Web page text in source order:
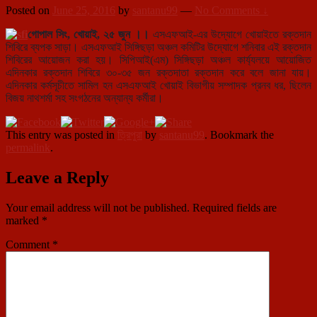
Posted on June 25, 2016 by santanu99 — No Comments ↓
গোপাল সিং, খোয়াই, ২৫ জুন ।। এসএফআই-এর উদ্যোগে খোয়াইতে রক্তদান
শিবিরে ব্যপক সাড়া। এসএফআই সিঙ্গিছড়া অঞ্চল কমিটির উদ্যোগে শনিবার এই রক্তদান
শিবিরের আয়োজন করা হয়। সিপিআই(এম) সিঙ্গিছড়া অঞ্চল কার্য্যলয়ে আয়োজিত
এদিনকার রক্তদান শিবিরে ৩০-৩৫ জন রক্তদাতা রক্তদান করে বলে জানা যায়।
এদিনকার কর্মসূচীতে সামিল হন এসএফআই খোয়াই বিভাগীয় সম্পাদক প্রনব ধর, ছিলেন
বিজয় নাথশর্মা সহ সংগঠনের অন্যান্য কর্মীরা।
This entry was posted in ত্রিপুরা by santanu99. Bookmark the
permalink.
Leave a Reply
Your email address will not be published. Required fields are
marked *
Comment *